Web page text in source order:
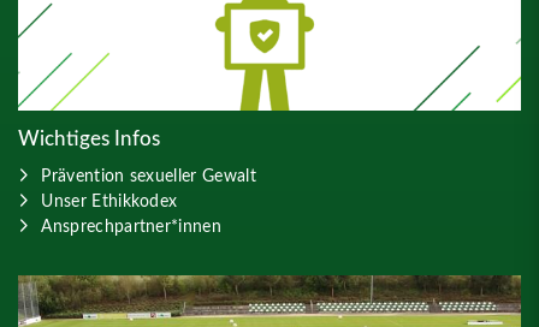
Wichtiges Infos
Prävention sexueller Gewalt
Unser Ethikkodex
Ansprechpartner*innen